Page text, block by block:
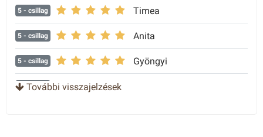
5 - csillag Timea
5 - csillag Anita
5 - csillag Gyöngyi
5- csillag
További visszajelzések